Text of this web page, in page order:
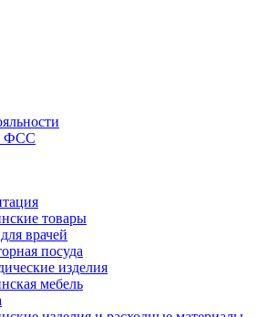
ФСС
товары
врачей
посуда
изделия
мебель